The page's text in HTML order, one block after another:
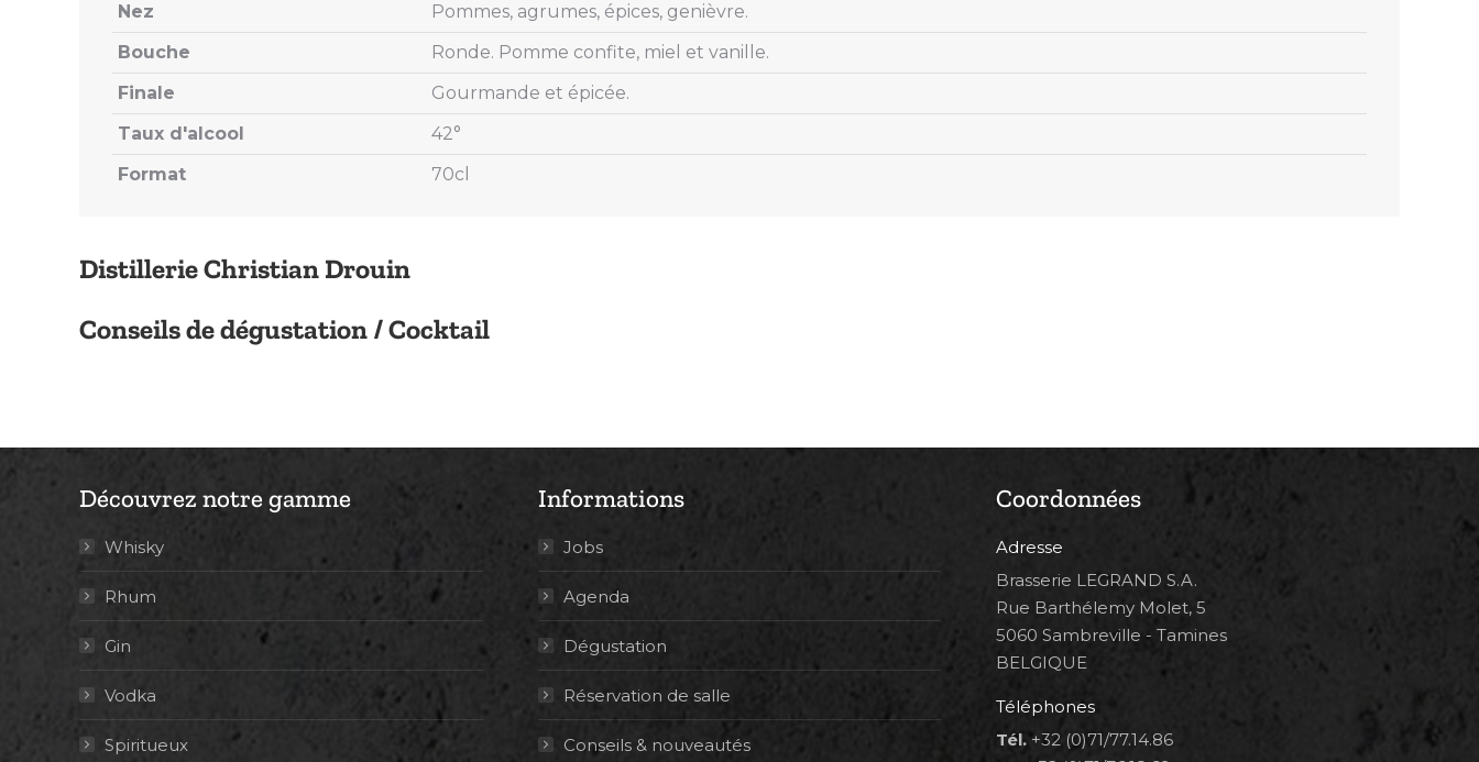
Distillerie Christian Drouin
Conseils de dégustation / Cocktail
Nez
Pommes, agrumes, épices, genièvre.
Bouche
Ronde. Pomme confite, miel et vanille.
Finale
Gourmande et épicée.
Taux d'alcool
42°
Format
70cl
Découvrez notre gamme
Whisky
Rhum
Gin
Vodka
Spiritueux
Informations
Jobs
Agenda
Dégustation
Réservation de salle
Conseils & nouveautés
Coordonnées
Adresse
Brasserie LEGRAND S.A.
Rue Barthélemy Molet, 5
5060 Sambreville - Tamines
BELGIQUE
Téléphones
Tél. +32 (0)71/77.14.86